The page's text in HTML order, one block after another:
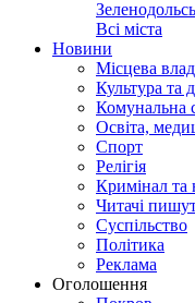
Всі міста
Новини
Місцева
Культура та
Комунальна
Освіта,
Спорт
Релігія
Кримінал та
Читачі
Суспільство
Політика
Реклама
Оголошення